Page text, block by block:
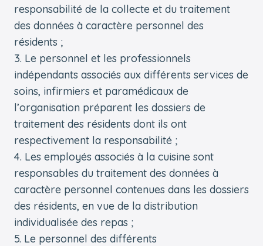
responsabilité de la collecte et du traitement
des données à caractère personnel des
résidents ;
Le personnel et les professionnels
indépendants associés aux différents services de
soins, infirmiers et paramédicaux de
l’organisation préparent les dossiers de
traitement des résidents dont ils ont
respectivement la responsabilité ;
Les employés associés à la cuisine sont
responsables du traitement des données à
caractère personnel contenues dans les dossiers
des résidents, en vue de la distribution
individualisée des repas ;
Le personnel des différents